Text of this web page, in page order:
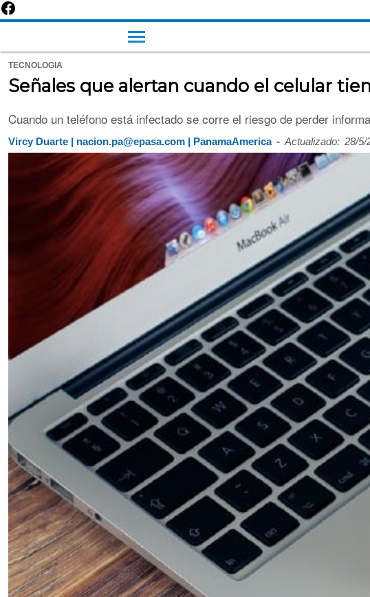
TECNOLOGIA
Señales que alertan cuando el celular
Cuando un teléfono está infectado se corre el riesgo de perder
Vircy Duarte | nacion.pa@epasa.com | PanamaAmerica - Actualizado: 28/5/